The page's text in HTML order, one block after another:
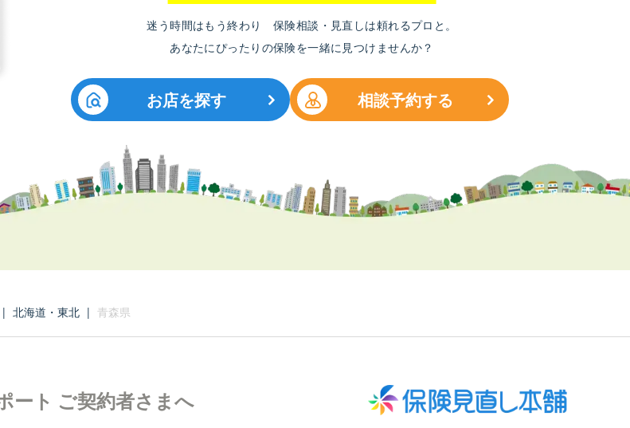
迷う時間はもう終わり 保険相談・見直しは頼れるプロと。
あなたにぴったりの保険を一緒に見つけませんか？
お店を探す 相談予約する
| 北海道・東北 | 青森県
ート ご契約者さまへ